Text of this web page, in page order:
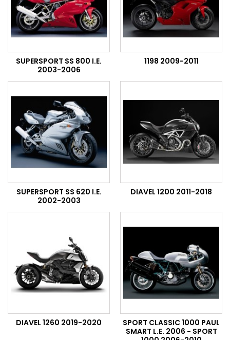
SUPERSPORT SS 800 I.E.
2003-2006
1198 2009-2011
SUPERSPORT SS 620 I.E.
2002-2003
DIAVEL 1200 2011-2018
DIAVEL 1260 2019-2020
SPORT CLASSIC 1000 PAUL
SMART L.E. 2006 - SPORT